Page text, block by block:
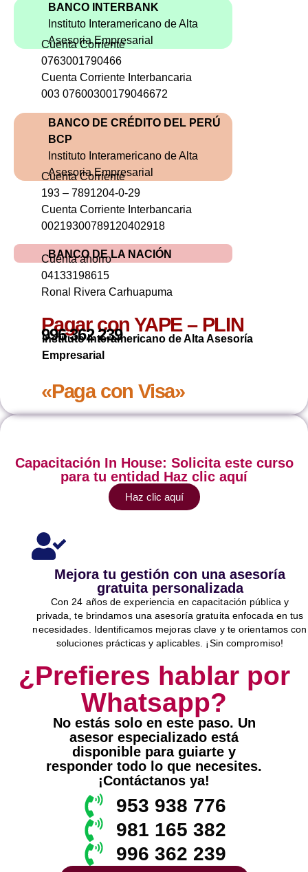
BANCO INTERBANK
Instituto Interamericano de Alta
Asesoria Empresarial
Cuenta Corriente
0763001790466
Cuenta Corriente Interbancaria
003 07600300179046672
BANCO DE CRÉDITO DEL PERÚ
BCP
Instituto Interamericano de Alta
Asesoria Empresarial
Cuenta Corriente
193 – 7891204-0-29
Cuenta Corriente Interbancaria
00219300789120402918
BANCO DE LA NACIÓN
Cuenta ahorro
04133198615
Ronal Rivera Carhuapuma
Pagar con YAPE – PLIN
996 362 239
Instituto Interamericano de Alta Asesoría
Empresarial
«Paga con Visa»
Capacitación In House: Solicita este curso
para tu entidad Haz clic aquí
Haz clic aquí
Mejora tu gestión con una asesoría
gratuita personalizada
Con 24 años de experiencia en capacitación pública y
privada, te brindamos una asesoría gratuita enfocada en tus
necesidades. Identificamos mejoras clave y te orientamos con
soluciones prácticas y aplicables. ¡Sin compromiso!
¿Prefieres hablar por
Whatsapp?
No estás solo en este paso. Un
asesor especializado está
disponible para guiarte y
responder todo lo que necesites.
¡Contáctanos ya!
953 938 776
981 165 382
996 362 239